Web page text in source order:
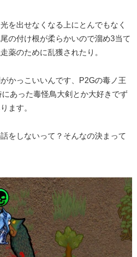
を出せなくなる上にとんでもなく
の付け根が柔らかいので溜め3当て
薬のために乱獲されたり。
かっこいいんです、P2Gの毒ノ王
あった毒怪鳥大剣とか大好きでず
ます。
をしないって？そんなの決まって